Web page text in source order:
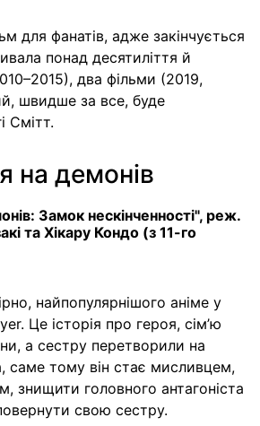
для фанатів, адже закінчується
понад десятиліття й
два фільми (2019,
швидше за все, буде
Смітт.
на демонів
Замок нескінченності", реж.
та Хікару Кондо (з 11-го
найпопулярнішого аніме у
Це історія про героя, сім’ю
а сестру перетворили на
саме тому він стає мисливцем,
знищити головного антагоніста
свою сестру.